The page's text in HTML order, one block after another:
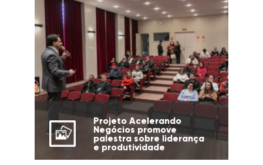
Projeto Acelerando
Negócios promove
palestra sobre liderança
e produtividade